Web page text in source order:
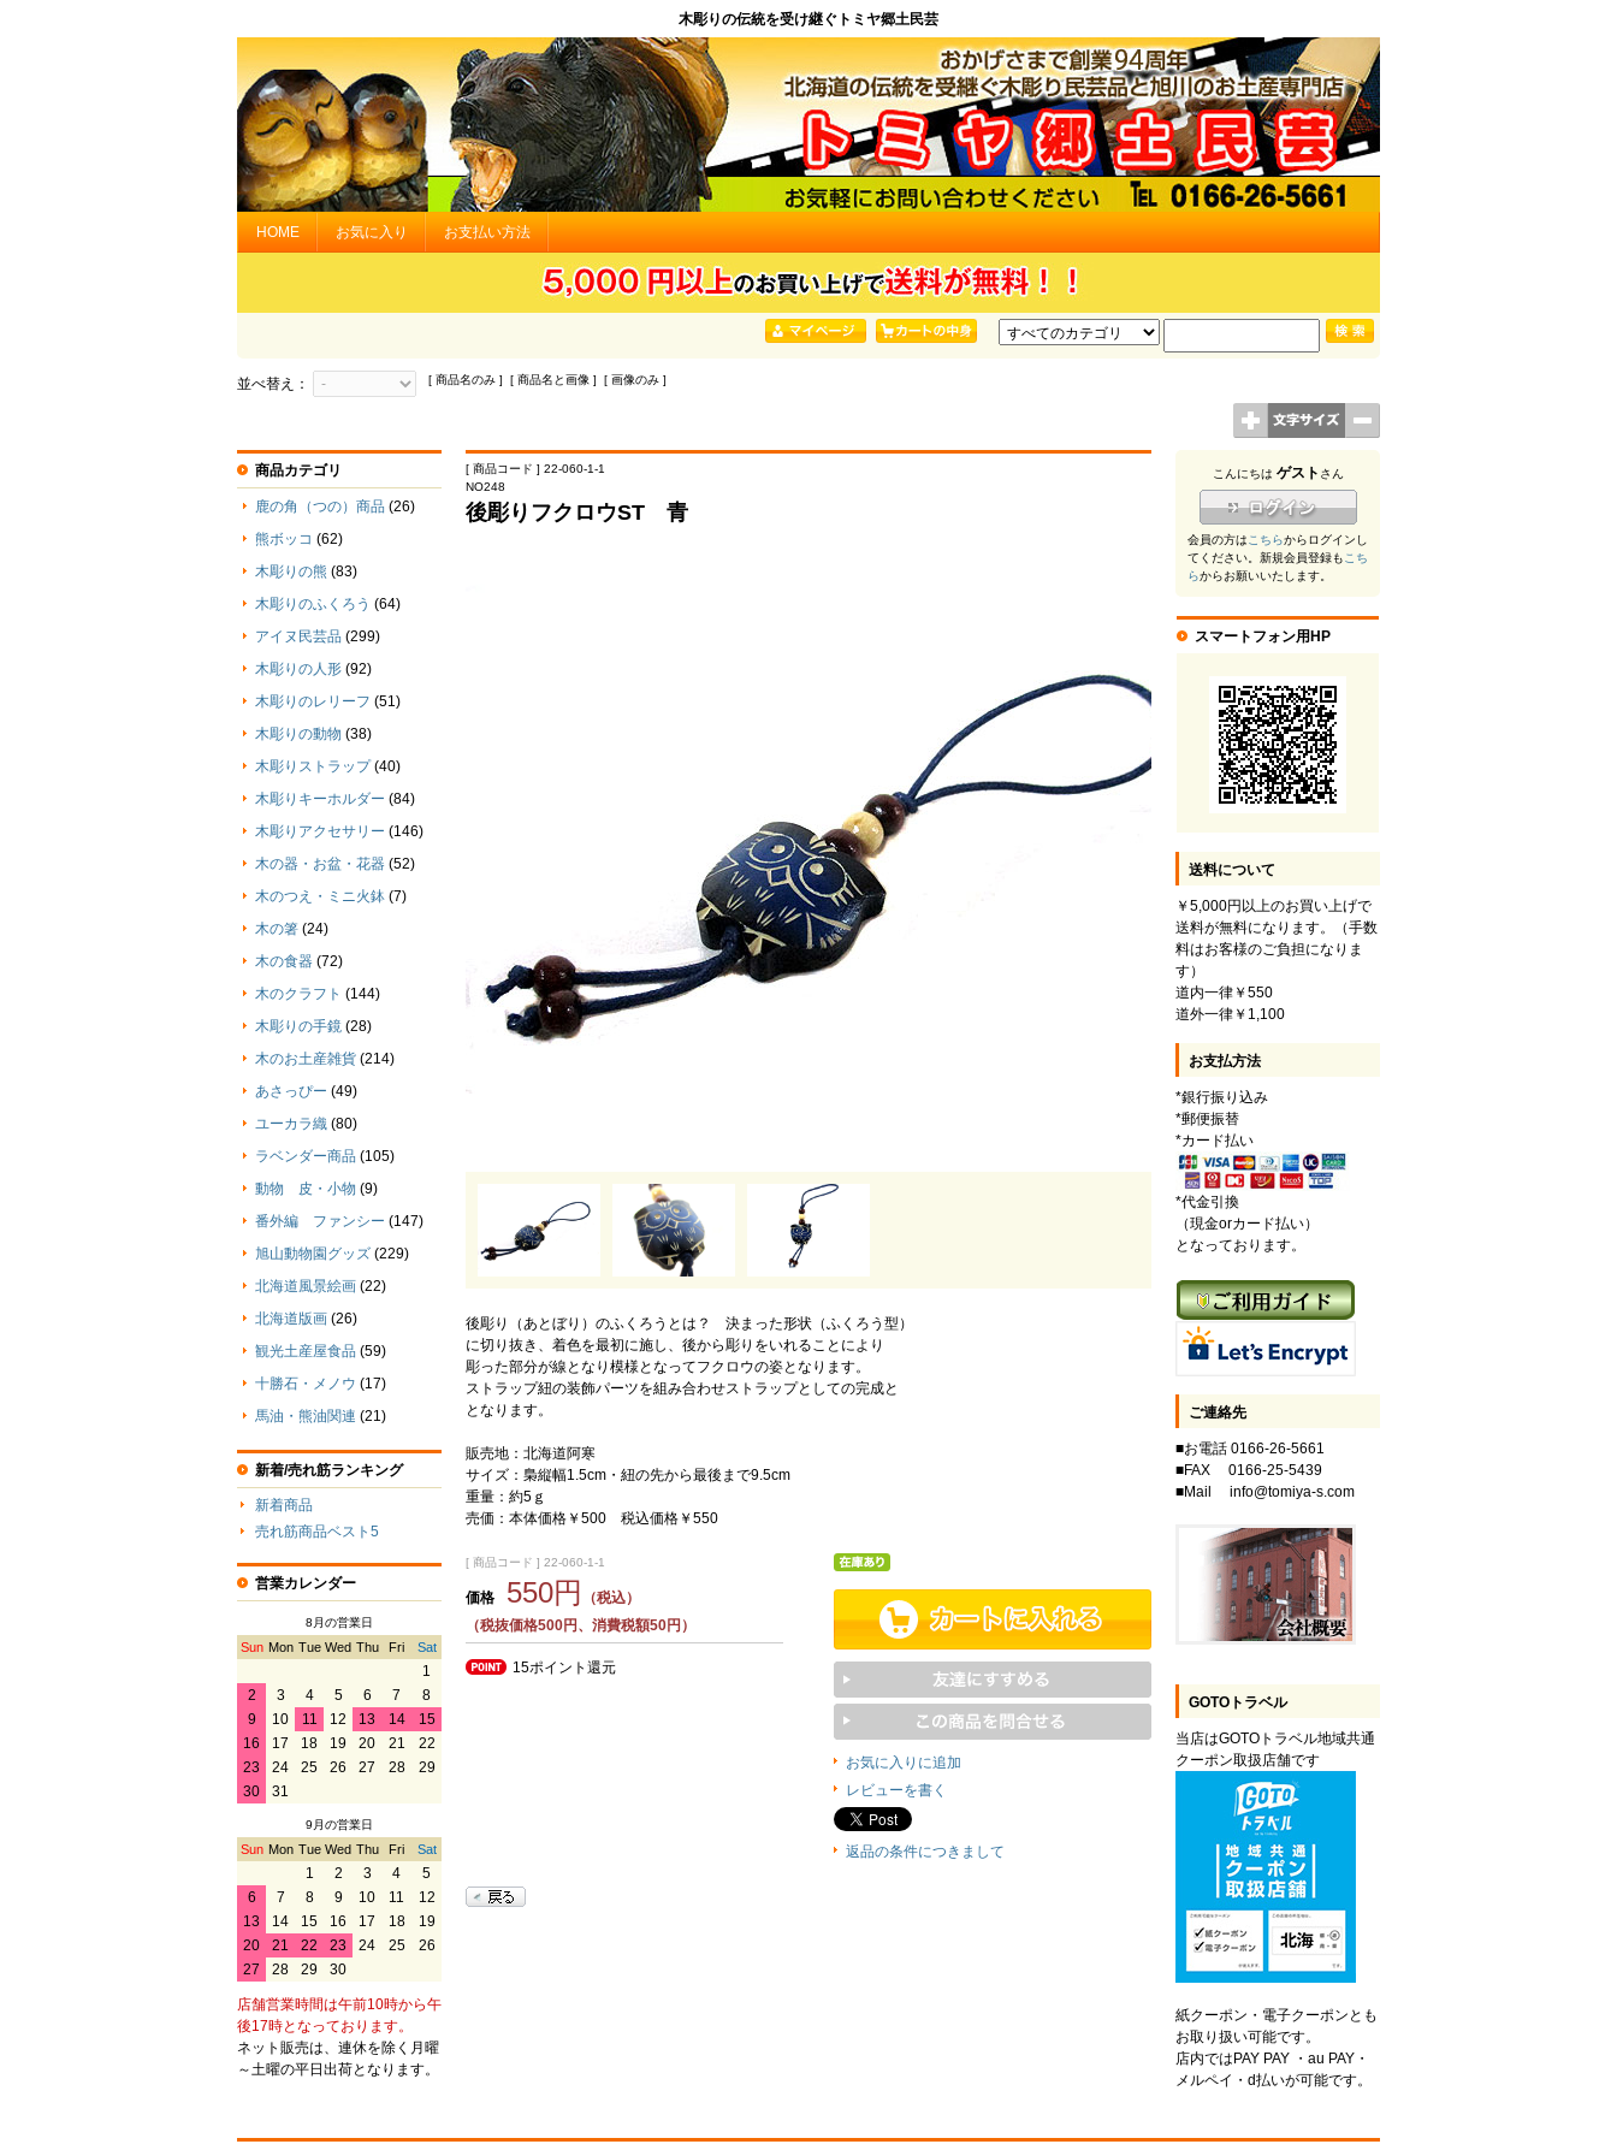
木彫りの伝統を受け継ぐトミヤ郷土民芸
HOME お気に入り お支払い方法
並べ替え： [ 商品名のみ ] [ 商品名と画像 ] [ 画像のみ ]
[ 商品コード ] 22-060-1-1
NO248
後彫りフクロウST 青
後彫り（あとぼり）のふくろうとは？ 決まった形状（ふくろう型）
に切り抜き、着色を最初に施し、後から彫りをいれることにより
彫った部分が線となり模様となってフクロウの姿となります。
ストラップ紐の装飾パーツを組み合わせストラップとしての完成と
となります。
販売地：北海道阿寒
サイズ：梟縦幅1.5cm・紐の先から最後まで9.5cm
重量：約5ｇ
売価：本体価格￥500 税込価格￥550
[ 商品コード ] 22-060-1-1
価格 550円
（税込）
（税抜価格500円、消費税額50円）
15ポイント還元
お気に入りに追加
レビューを書く
返品の条件につきまして
商品カテゴリ
鹿の角（つの）商品 (26)
熊ボッコ (62)
木彫りの熊 (83)
木彫りのふくろう (64)
アイヌ民芸品 (299)
木彫りの人形 (92)
木彫りのレリーフ (51)
木彫りの動物 (38)
木彫りストラップ (40)
木彫りキーホルダー (84)
木彫りアクセサリー (146)
木の器・お盆・花器 (52)
木のつえ・ミニ火鉢 (7)
木の箸 (24)
木の食器 (72)
木のクラフト (144)
木彫りの手鏡 (28)
木のお土産雑貨 (214)
あさっぴー (49)
ユーカラ織 (80)
ラベンダー商品 (105)
動物 皮・小物 (9)
番外編 ファンシー (147)
旭山動物園グッズ (229)
北海道風景絵画 (22)
北海道版画 (26)
観光土産屋食品 (59)
十勝石・メノウ (17)
馬油・熊油関連 (21)
新着/売れ筋ランキング
新着商品
売れ筋商品ベスト5
営業カレンダー
8月の営業日
Sun Mon Tue Wed Thu Fri Sat
1
2
3 4 5 6 7
8
9
10 11 12 13 14
15
16
17 18 19 20 21
22
23
24 25 26 27 28
29
30
31
9月の営業日
Sun Mon Tue Wed Thu Fri Sat
1 2 3 4
5
6
7 8 9 10 11
12
13
14 15 16 17 18
19
20
21 22 23 24 25
26
27
28 29 30
店舗営業時間は午前10時から午
後17時となっております。
ネット販売は、連休を除く月曜
～土曜の平日出荷となります。
こんにちは ゲスト さん
会員の方はこちらからログインし
てください。新規会員登録もこち
らからお願いいたします。
スマートフォン用HP
送料について
￥5,000円以上のお買い上げで
送料が無料になります。（手数
料はお客様のご負担になりま
す）
道内一律￥550
道外一律￥1,100
お支払方法
*銀行振り込み
*郵便振替
*カード払い
*代金引換
（現金orカード払い）
となっております。
ご連絡先
■お電話 0166-26-5661
■FAX 0166-25-5439
■Mail info@tomiya-s.com
GOTOトラベル
当店はGOTOトラベル地域共通
クーポン取扱店舗です
紙クーポン・電子クーポンとも
お取り扱い可能です。
店内ではPAY PAY ・au PAY・
メルペイ・d払いが可能です。